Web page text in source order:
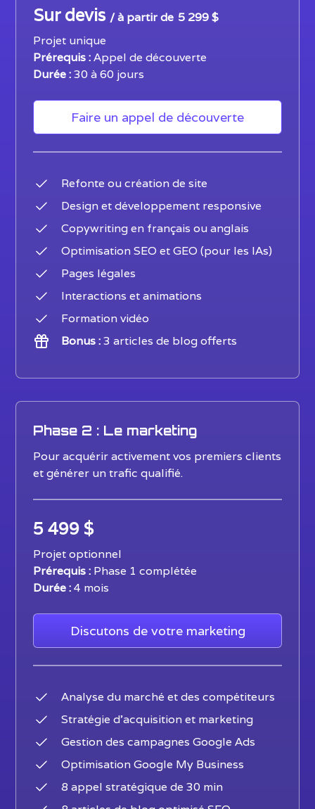
Sur devis / à partir de 5 299 $
Projet unique
Prérequis :Appel de découverte
Durée :30 à 60 jours
Faire un appel de découverte
Refonte ou création de site
Design et développement responsive
Copywriting en français ou anglais
Optimisation SEO et GEO (pour les IAs)
Pages légales
Interactions et animations
Formation vidéo
Bonus :3 articles de blog offerts
Phase 2 : Le marketing
Pour acquérir activement vos premiers clients
et générer un trafic qualifié.
5 499 $
Projet optionnel
Prérequis : Phase 1 complétée
Durée :4 mois
Discutons de votre marketing
Analyse du marché et des compétiteurs
Stratégie d’acquisition et marketing
Gestion des campagnes Google Ads
Optimisation Google My Business
8 appel stratégique de 30 min